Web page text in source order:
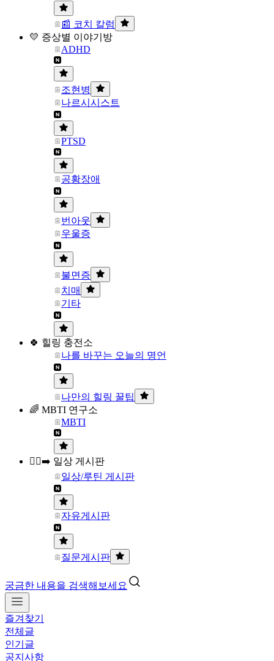
📰 코치 칼럼
💛 증상별 이야기방
ADHD
조현병
나르시시스트
PTSD
공황장애
번아웃
우울증
불면증
치매
기타
🍀 힐링 충전소
나를 바꾸는 오늘의 명언
나만의 힐링 꿀팁
🌈 MBTI 연구소
MBTI
🏃‍♀️‍➡️ 일상 게시판
일상/루틴 게시판
자유게시판
질문게시판
궁금한 내용을 검색해보세요
즐겨찾기
전체글
인기글
공지사항